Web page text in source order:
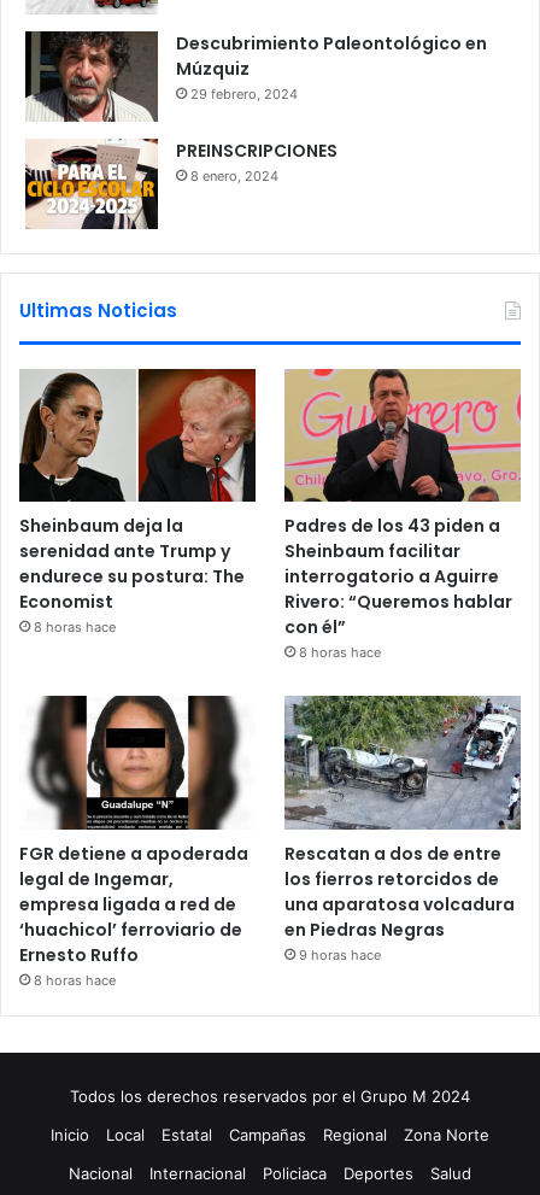
Descubrimiento Paleontológico en
Múzquiz
29 febrero, 2024
PREINSCRIPCIONES
8 enero, 2024
Ultimas Noticias
Sheinbaum deja la
serenidad ante Trump y
endurece su postura: The
Economist
8 horas hace
Padres de los 43 piden a
Sheinbaum facilitar
interrogatorio a Aguirre
Rivero: “Queremos hablar
con él”
8 horas hace
FGR detiene a apoderada
legal de Ingemar,
empresa ligada a red de
‘huachicol’ ferroviario de
Ernesto Ruffo
8 horas hace
Rescatan a dos de entre
los fierros retorcidos de
una aparatosa volcadura
en Piedras Negras
9 horas hace
Todos los derechos reservados por el Grupo M 2024
Inicio
Local Estatal Campañas Regional
Zona Norte
Nacional
Internacional Policiaca Deportes Salud